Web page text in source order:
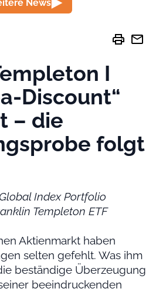
News
print mail
I
Discount“
– die
folgt
Index Portfolio
Templeton ETF
Aktienmarkt haben
selten gefehlt. Was ihm
beständige Überzeugung
beeindruckenden